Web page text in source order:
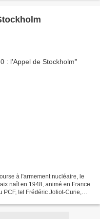
à l'armement nucléaire, le
naît en 1948, animé en France
tel Frédéric Joliot-Curie,